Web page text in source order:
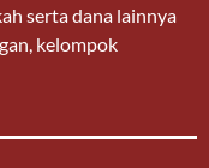
serta dana lainnya
kelompok